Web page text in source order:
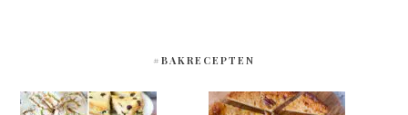
#BAKRECEPTEN